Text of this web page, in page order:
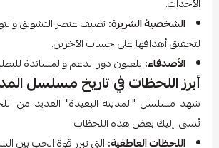
الأحداث.
الشخصية الشريرة:تضيف عنصر التشويق
لتحقيق أهدافها على حساب الآخرين.
الأصدقاء: يلعبون دور الدعم والمساندة
أبرز اللحظات في تاريخ مسلسل
شهد مسلسل "المدينة البعيدة" العديد من
تُنسى. إليك بعض هذه اللحظات:
اللحظات العاطفية: التي تبرز قوة الحب بين